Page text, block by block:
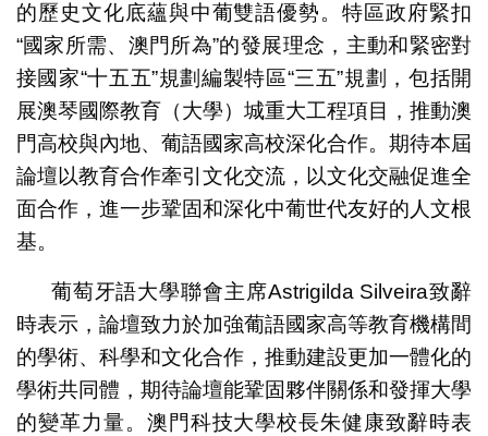
的歷史文化底蘊與中葡雙語優勢。特區政府緊扣
“國家所需、澳門所為”的發展理念，主動和緊密對
接國家“十五五”規劃編製特區“三五”規劃，包括開
展澳琴國際教育（大學）城重大工程項目，推動澳
門高校與內地、葡語國家高校深化合作。期待本屆
論壇以教育合作牽引文化交流，以文化交融促進全
面合作，進一步鞏固和深化中葡世代友好的人文根
基。
葡萄牙語大學聯會主席Astrigilda Silveira致辭
時表示，論壇致力於加強葡語國家高等教育機構間
的學術、科學和文化合作，推動建設更加一體化的
學術共同體，期待論壇能鞏固夥伴關係和發揮大學
的變革力量。澳門科技大學校長朱健康致辭時表